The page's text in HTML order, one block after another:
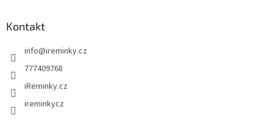
Kontakt
info@ireminky.cz
777409768
iReminky.cz
ireminkycz